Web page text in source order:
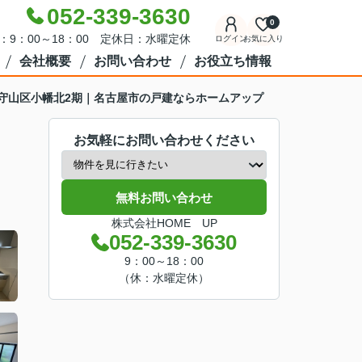
052-339-3630
9：00～18：00 定休日：水曜定休 ログインお気に入り
0
会社概要 お問い合わせ お役立ち情報
山区小幡北2期｜名古屋市の戸建ならホームアップ
お気軽にお問い合わせください
無料お問い合わせ
株式会社HOME UP
052-339-3630
9：00～18：00
（休：水曜定休）